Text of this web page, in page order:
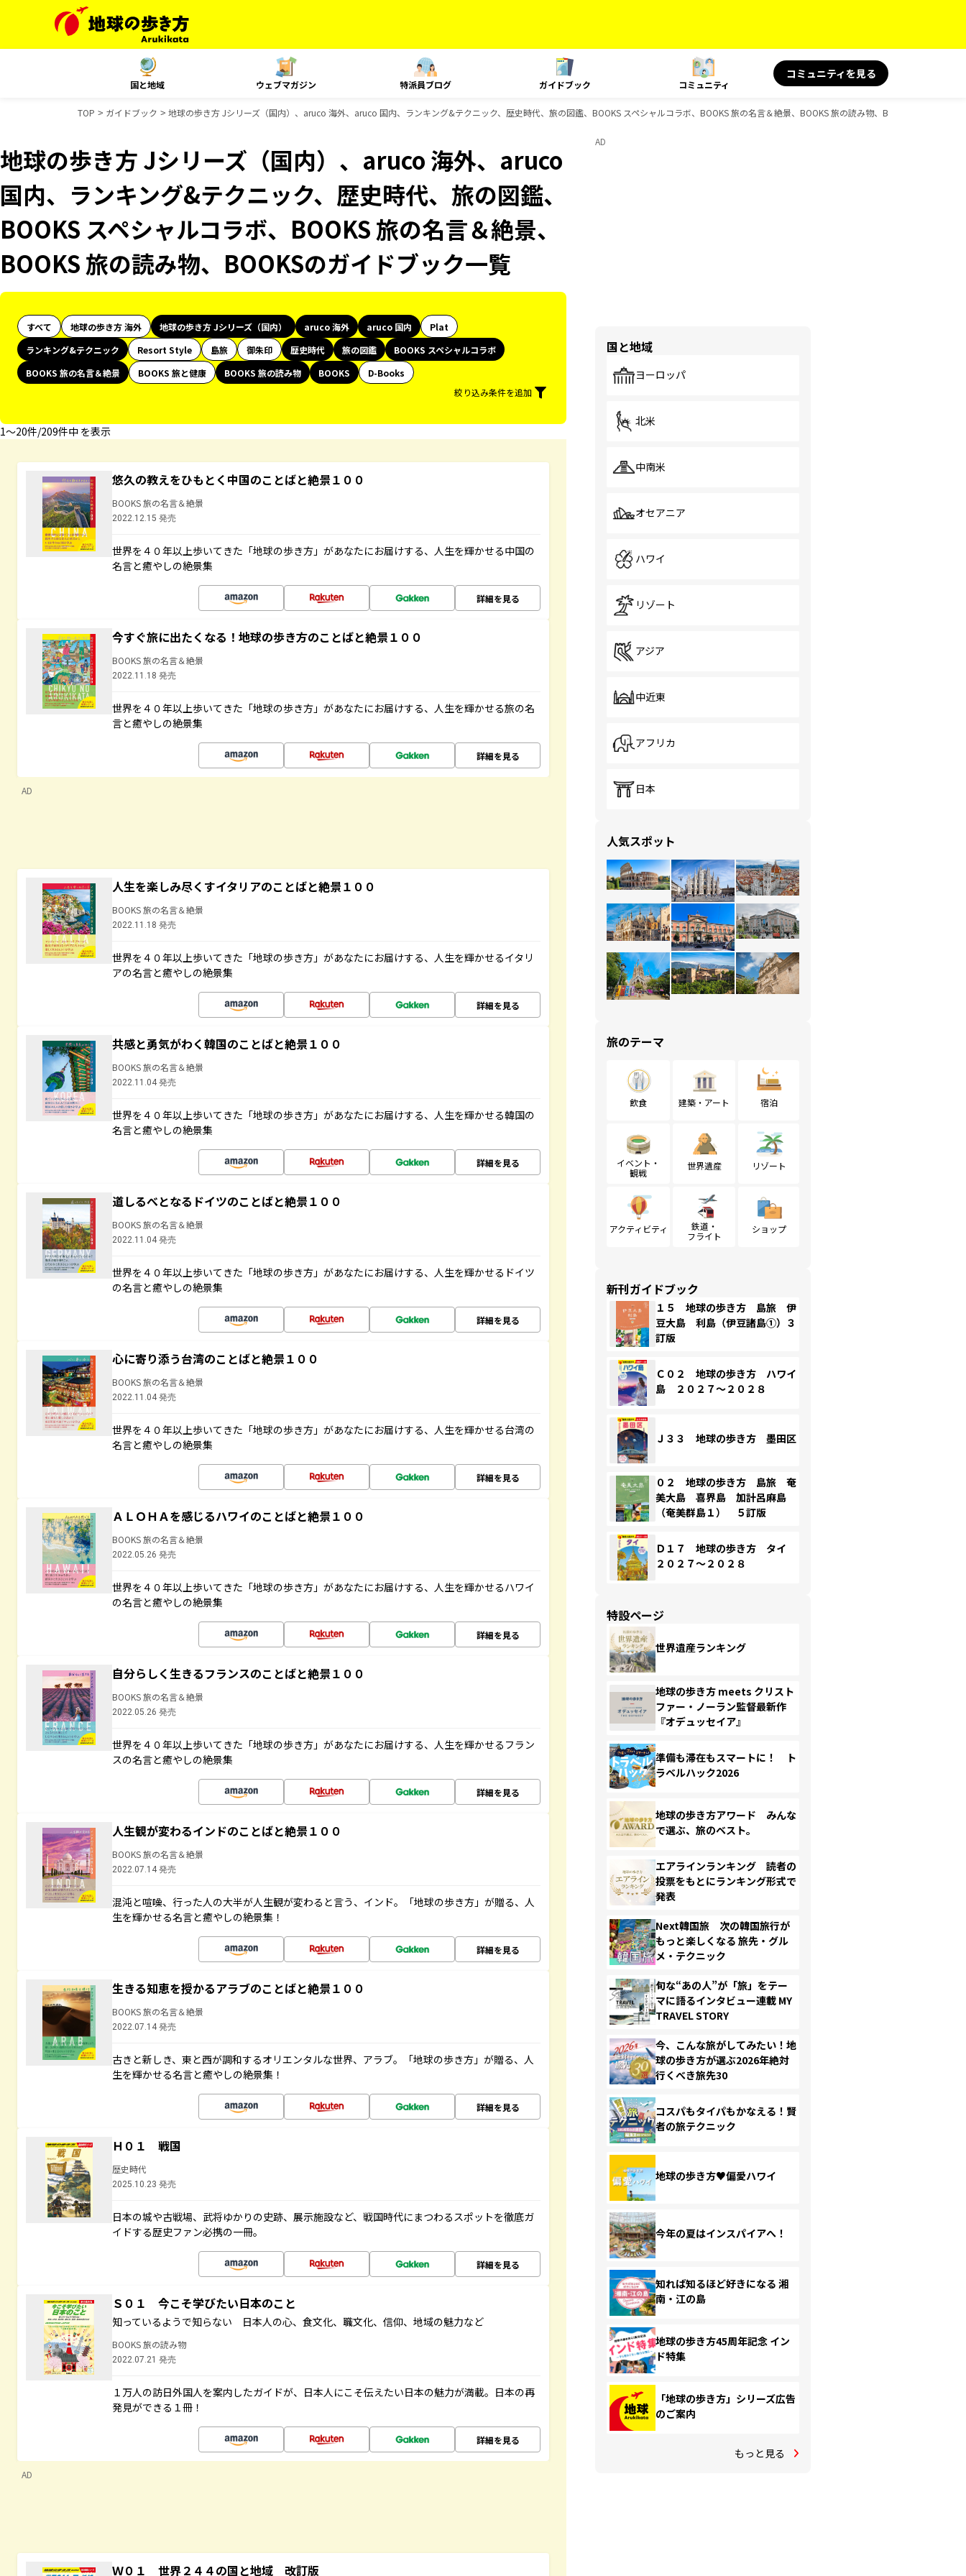
国と地域 ウェブマガジン 特派員ブログ ガイドブック コミュニティ
コミュニティを見る
TOP ガイドブック 地球の歩き方 Jシリーズ（国内）、aruco 海外、aruco 国内、ランキング&テクニック、歴史時代、旅の図鑑、BOOKS スペシャルコラボ、BOOKS 旅の名言＆絶景、BOOKS 旅の読み物、BOOKSのガイドブッ
地球の歩き方 Jシリーズ（国内）、aruco 海外、aruco
国内、ランキング&テクニック、歴史時代、旅の図鑑、
BOOKS スペシャルコラボ、BOOKS 旅の名言＆絶景、
BOOKS 旅の読み物、BOOKSのガイドブック一覧
すべて 地球の歩き方 海外 地球の歩き方 Jシリーズ（国内） aruco 海外 aruco 国内
Plat
ランキング&テクニック
Resort Style 島旅 御朱印 歴史時代 旅の図鑑
BOOKS スペシャルコラボ
BOOKS 旅の名言＆絶景
BOOKS 旅と健康 BOOKS 旅の読み物 BOOKS
D-Books
絞り込み条件を追加
1〜20件/209件中 を表示
悠久の教えをひもとく中国のことばと絶景１００
BOOKS 旅の名言＆絶景
2022.12.15 発売
世界を４０年以上歩いてきた「地球の歩き方」があなたにお届けする、人生を輝かせる中国の
名言と癒やしの絶景集
詳細を見る
今すぐ旅に出たくなる！地球の歩き方のことばと絶景１００
BOOKS 旅の名言＆絶景
2022.11.18 発売
世界を４０年以上歩いてきた「地球の歩き方」があなたにお届けする、人生を輝かせる旅の名
言と癒やしの絶景集
詳細を見る
AD
人生を楽しみ尽くすイタリアのことばと絶景１００
BOOKS 旅の名言＆絶景
2022.11.18 発売
世界を４０年以上歩いてきた「地球の歩き方」があなたにお届けする、人生を輝かせるイタリ
アの名言と癒やしの絶景集
詳細を見る
共感と勇気がわく韓国のことばと絶景１００
BOOKS 旅の名言＆絶景
2022.11.04 発売
世界を４０年以上歩いてきた「地球の歩き方」があなたにお届けする、人生を輝かせる韓国の
名言と癒やしの絶景集
詳細を見る
道しるべとなるドイツのことばと絶景１００
BOOKS 旅の名言＆絶景
2022.11.04 発売
世界を４０年以上歩いてきた「地球の歩き方」があなたにお届けする、人生を輝かせるドイツ
の名言と癒やしの絶景集
詳細を見る
心に寄り添う台湾のことばと絶景１００
BOOKS 旅の名言＆絶景
2022.11.04 発売
世界を４０年以上歩いてきた「地球の歩き方」があなたにお届けする、人生を輝かせる台湾の
名言と癒やしの絶景集
詳細を見る
ＡＬＯＨＡを感じるハワイのことばと絶景１００
BOOKS 旅の名言＆絶景
2022.05.26 発売
世界を４０年以上歩いてきた「地球の歩き方」があなたにお届けする、人生を輝かせるハワイ
の名言と癒やしの絶景集
詳細を見る
自分らしく生きるフランスのことばと絶景１００
BOOKS 旅の名言＆絶景
2022.05.26 発売
世界を４０年以上歩いてきた「地球の歩き方」があなたにお届けする、人生を輝かせるフラン
スの名言と癒やしの絶景集
詳細を見る
人生観が変わるインドのことばと絶景１００
BOOKS 旅の名言＆絶景
2022.07.14 発売
混沌と喧噪、行った人の大半が人生観が変わると言う、インド。「地球の歩き方」が贈る、人
生を輝かせる名言と癒やしの絶景集！
詳細を見る
生きる知恵を授かるアラブのことばと絶景１００
BOOKS 旅の名言＆絶景
2022.07.14 発売
古きと新しき、東と西が調和するオリエンタルな世界、アラブ。「地球の歩き方」が贈る、人
生を輝かせる名言と癒やしの絶景集！
詳細を見る
Ｈ０１ 戦国
歴史時代
2025.10.23 発売
日本の城や古戦場、武将ゆかりの史跡、展示施設など、戦国時代にまつわるスポットを徹底ガ
イドする歴史ファン必携の一冊。
詳細を見る
Ｓ０１ 今こそ学びたい日本のこと
知っているようで知らない 日本人の心、食文化、職文化、信仰、地域の魅力など
BOOKS 旅の読み物
2022.07.21 発売
１万人の訪日外国人を案内したガイドが、日本人にこそ伝えたい日本の魅力が満載。日本の再
発見ができる１冊！
詳細を見る
AD
Ｗ０１ 世界２４４の国と地域 改訂版
AD
国と地域
ヨーロッパ
北米
中南米
オセアニア
ハワイ
リゾート
アジア
中近東
アフリカ
日本
人気スポット
旅のテーマ
飲食 建築・アート 宿泊
イベント・
観戦
世界遺産 リゾート
アクティビティ
鉄道・
フライト
ショップ
新刊ガイドブック
１５ 地球の歩き方 島旅 伊
豆大島 利島（伊豆諸島①）３
訂版
Ｃ０２ 地球の歩き方 ハワイ
島 ２０２７～２０２８
Ｊ３３ 地球の歩き方 墨田区
０２ 地球の歩き方 島旅 奄
美大島 喜界島 加計呂麻島
（奄美群島１） ５訂版
Ｄ１７ 地球の歩き方 タイ
２０２７～２０２８
特設ページ
世界遺産ランキング
地球の歩き方 meets クリスト
ファー・ノーラン監督最新作
『オデュッセイア』
準備も滞在もスマートに！ ト
ラベルハック2026
地球の歩き方アワード みんな
で選ぶ、旅のベスト。
エアラインランキング 読者の
投票をもとにランキング形式で
発表
Next韓国旅 次の韓国旅行が
もっと楽しくなる 旅先・グル
メ・テクニック
旬な“あの人”が「旅」をテー
マに語るインタビュー連載 MY
TRAVEL STORY
今、こんな旅がしてみたい！地
球の歩き方が選ぶ2026年絶対
行くべき旅先30
コスパもタイパもかなえる！賢
者の旅テクニック
地球の歩き方♥偏愛ハワイ
今年の夏はインスパイアへ！
知れば知るほど好きになる 湘
南・江の島
地球の歩き方45周年記念 イン
ド特集
「地球の歩き方」シリーズ広告
のご案内
もっと見る